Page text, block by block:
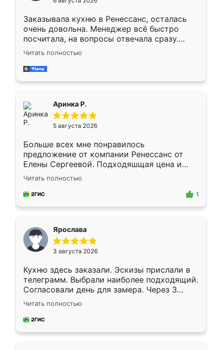
мебели буду заказывать только здесь.
Заказывала кухню в Ренессанс, осталась
очень довольна. Менеджер всё быстро
посчитала, на вопросы отвечала сразу.
Замерщик приехал в субботу, подошёл к
делу со всей ответственностью. Собрали
за день, ребята работали аккуратно, даже
Читать полностью
Аринка Р.
5 августа 2026
Больше всех мне понравилось
предложение от компании Ренессанс от
Елены Сергеевой. Подходяшщая цена и
короткие сроки изготовления. Приехавший
для замера сотрудник Владислав
предложил по моему эскизу самый
Читать полностью
1
Ярослава
3 августа 2026
Кухню здесь заказали. Эскизы прислали в
телеграмм. Выбрали наиболее подходящий.
Согласовали день для замера. Через 3
недели кухня была уже готова. Остались
довольны работой. Спасибо Ренессанс
мебель за качественную работу!
Читать полностью